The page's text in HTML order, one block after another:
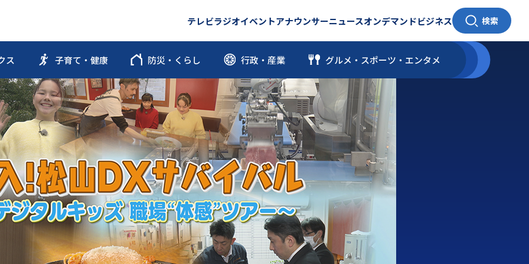
テレビラジオイベントアナウンサーニュースオンデマンドビジネス 検索
ス 子育て・健康 防災・くらし 行政・産業 グルメ・スポーツ ・ エンタメ